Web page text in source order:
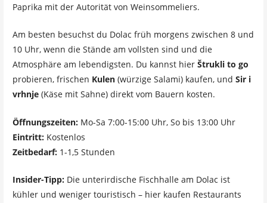
Paprika mit der Autorität von Weinsommeliers.
Am besten besuchst du Dolac früh morgens zwischen 8 und
10 Uhr, wenn die Stände am vollsten sind und die
Atmosphäre am lebendigsten. Du kannst hier Štrukli to go
probieren, frischen Kulen(würzige Salami) kaufen, und Sir i
vrhnje(Käse mit Sahne) direkt vom Bauern kosten.
Öffnungszeiten:Mo-Sa 7:00-15:00 Uhr, So bis 13:00 Uhr
Eintritt:Kostenlos
Zeitbedarf:1-1,5 Stunden
Insider-Tipp:Die unterirdische Fischhalle am Dolac ist
kühler und weniger touristisch – hier kaufen Restaurants